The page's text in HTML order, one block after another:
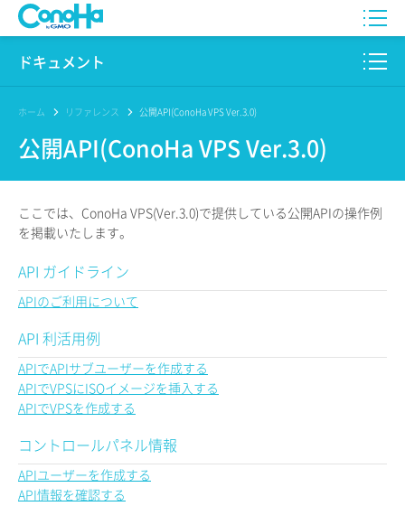
WING
for GAME
Pencil
サービス一覧
ログイン
ドキュメント
このサイトについて
プロダクト
リリースノート
ホーム リファレンス 公開API(ConoHa VPS Ver.3.0)
公開API(ConoHa VPS Ver.3.0)
ここでは、ConoHa VPS(Ver.3.0)で提供している公開APIの操作例
を掲載いたします。
API ガイドライン
APIのご利用について
API 利活用例
APIでAPIサブユーザーを作成する
APIでVPSにISOイメージを挿入する
APIでVPSを作成する
コントロールパネル情報
APIユーザーを作成する
API情報を確認する